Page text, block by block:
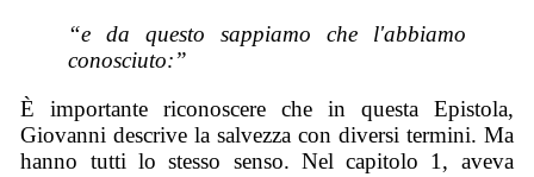
“e da questo sappiamo che l'abbiamo
conosciuto:”
È importante riconoscere che in questa Epistola,
Giovanni descrive la salvezza con diversi termini. Ma
hanno tutti lo stesso senso. Nel capitolo 1, aveva